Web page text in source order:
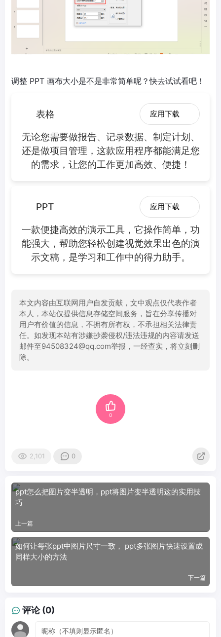
调整 PPT 画布大小是不是非常简单呢？快去试试看吧！
表格 应用下载
无论您需要做报告、记录数据、制定计划、
还是做项目管理，这款应用程序都能满足您
的需求，让您的工作更加高效、便捷！
PPT 应用下载
一款便捷高效的演示工具，它操作简单，功
能强大，帮助您轻松创建视觉效果出色的演
示文稿，是学习和工作中的得力助手。
本文内容由互联网用户自发贡献，文中观点仅代表作者
本人，本站仅提供信息存储空间服务，旨在分享传播对
用户有价值的信息，不拥有所有权，不承担相关法律责
任。如发现本站有涉嫌抄袭侵权/违法违规的内容请发送
邮件至94508324@qq.com举报，一经查实，将立刻删
除。
0
2,101 0
ppt怎么把图片变半透明，ppt将图片变半透明这的实用技
巧
上一篇
如何让每张ppt中图片尺寸一致， ppt多张图片快速设置成
同样大小的方法
下一篇
评论 (0)